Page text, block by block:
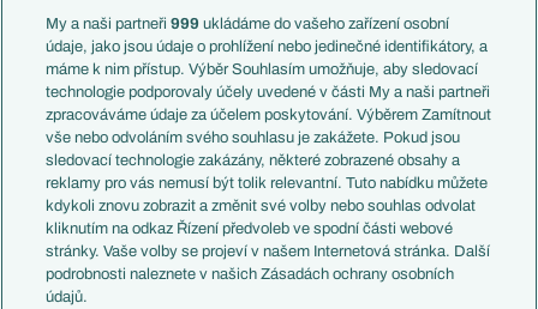
Témata
Představení týmů MS
EuroSkauting
PL v kostce
Evropské koeficienty
Přestupy
Přestupové spekulace
Zranění
Kluby
Arsenal FC
Chelsea FC
Francie
Itálie
Německo
Španělsko
Argentina
Brazílie
Přestupy
Zápasy
Livescore
Tipovací soutěž
My a naši partneři999 ukládáme do vašeho zařízení osobní
údaje, jako jsou údaje o prohlížení nebo jedinečné identifikátory, a
máme k nim přístup. Výběr Souhlasím umožňuje, aby sledovací
technologie podporovaly účely uvedené v části My a naši partneři
zpracováváme údaje za účelem poskytování. Výběrem Zamítnout
vše nebo odvoláním svého souhlasu je zakážete. Pokud jsou
sledovací technologie zakázány, některé zobrazené obsahy a
reklamy pro vás nemusí být tolik relevantní. Tuto nabídku můžete
kdykoli znovu zobrazit a změnit své volby nebo souhlas odvolat
kliknutím na odkaz Řízení předvoleb ve spodní části webové
stránky. Vaše volby se projeví v našem Internetová stránka. Další
podrobnosti naleznete v našich Zásadách ochrany osobních
údajů.